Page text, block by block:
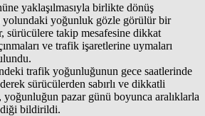
yaklaşılmasıyla birlikte dönüş
yolundaki yoğunluk gözle görülür bir
sürücülere takip mesafesine dikkat
ve trafik işaretlerine uymaları
trafik yoğunluğunun gece saatlerinde
sürücülerden sabırlı ve dikkatli
yoğunluğun pazar günü boyunca aralıklarla
bildirildi.